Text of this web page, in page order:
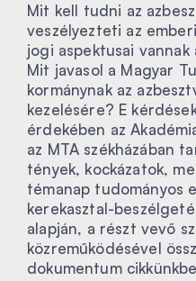
Mit kell tudni az
veszélyezteti az
jogi aspektusai vannak
Mit javasol a Magyar
kormánynak az
kezelésére? E
érdekében az
az MTA székházában
tények, kockázatok,
témanap tudományos
kerekasztal-
alapján, a részt vevő
közreműködésével
dokumentum